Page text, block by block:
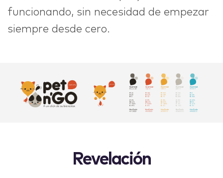
funcionando, sin necesidad de empezar
siempre desde cero.
Revelación